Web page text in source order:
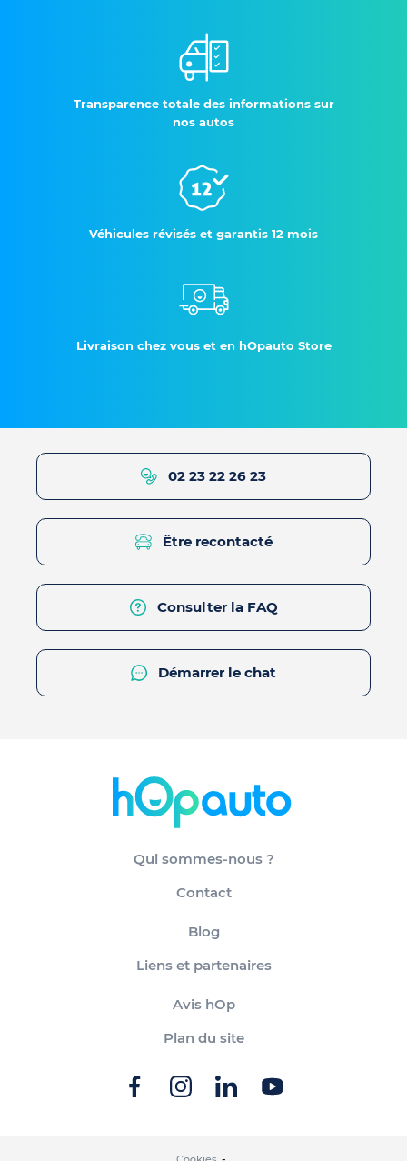
Transparence totale des informations sur
nos autos
Véhicules révisés et garantis 12 mois
Livraison chez vous et en hOpauto Store
02 23 22 26 23
Être recontacté
Consulter la FAQ
Démarrer le chat
Qui sommes-nous ?
Contact
Blog
Liens et partenaires
Avis hOp
Plan du site